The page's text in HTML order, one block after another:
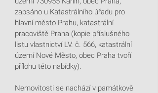
zapsáno u Katastrálního úřadu pro
hlavní město Prahu, katastrální
pracoviště Praha (kopie příslušného
listu vlastnictví LV. č. 566, katastrální
území Nové Město, obec Praha tvoří
přílohu této nabídky).
Nemovitosti se nachází v památkově